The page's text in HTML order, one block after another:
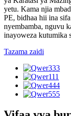
yetu. Kama njia
PE, bidhaa hii ina
nyembamba, nguvu
inayoweza kutumika
Tazama zaidi